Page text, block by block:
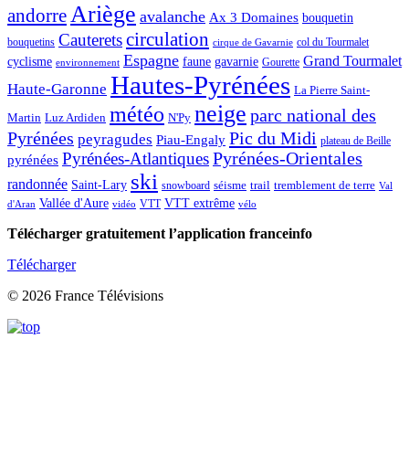
andorreAriège avalanche Ax 3 Domaines bouquetin
bouquetins Cauteretscirculation cirque de Gavarnie col du Tourmalet
cyclisme environnement Espagne faune gavarnie Gourette Grand Tourmalet
Haute-Garonne Hautes-Pyrénées La Pierre Saint-
Martin Luz Ardiden météo N'Py neige parc national des
Pyrénées peyragudes Piau-Engaly Pic du Midi plateau de Beille
pyrénées Pyrénées-AtlantiquesPyrénées-Orientales
randonnée Saint-Lary ski snowboard séisme trail tremblement de terre Val
d'Aran Vallée d'Aure vidéo VTT VTT extrême vélo
Télécharger gratuitement l’application franceinfo
Télécharger
© 2026 France Télévisions